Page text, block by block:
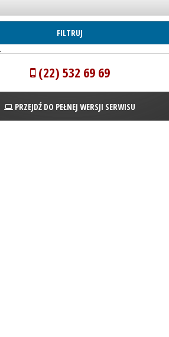
(22) 532 69 69
PRZEJDŹ DO PEŁNEJ WERSJI SERWISU